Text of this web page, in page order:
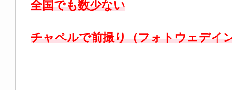
全国でも数少ない
チャペルで前撮り（フォトウェデイ